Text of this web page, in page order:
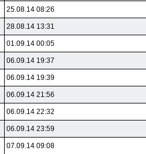
25.08.14 08:26
28.08.14 13:31
01.09.14 00:05
06.09.14 19:37
06.09.14 19:39
06.09.14 21:56
06.09.14 22:32
06.09.14 23:59
07.09.14 09:08